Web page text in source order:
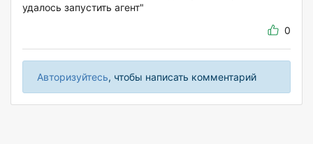
удалось запустить агент"
0
Авторизуйтесь, чтобы написать комментарий